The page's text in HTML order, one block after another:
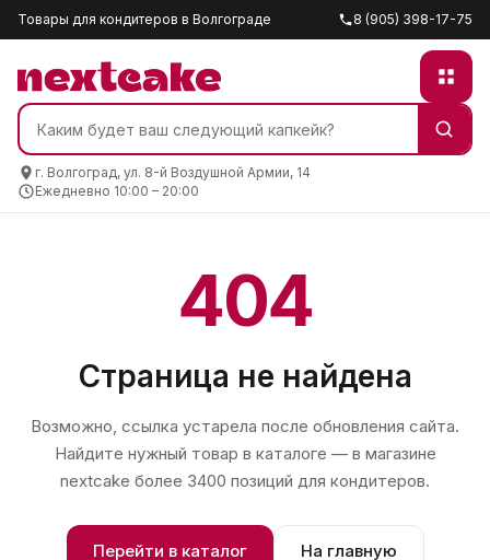
Товары для кондитеров в Волгограде 8 (905) 398-17-75
г. Волгоград, ул. 8-й Воздушной Армии, 14
Ежедневно 10:00 – 20:00
404
Страница не найдена
Возможно, ссылка устарела после обновления сайта.
Найдите нужный товар в каталоге — в магазине
nextcake более 3400 позиций для кондитеров.
Перейти в каталог На главную